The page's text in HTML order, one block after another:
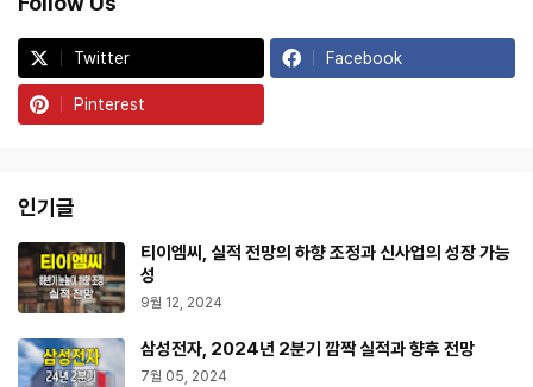
Twitter Facebook
Pinterest
인기글
티이엠씨, 실적 전망의 하향 조정과 신사업의 성장 가능
성
9월 12, 2024
삼성전자, 2024년 2분기 깜짝 실적과 향후 전망
7월 05, 2024